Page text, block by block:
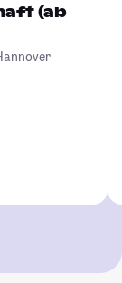
(ab